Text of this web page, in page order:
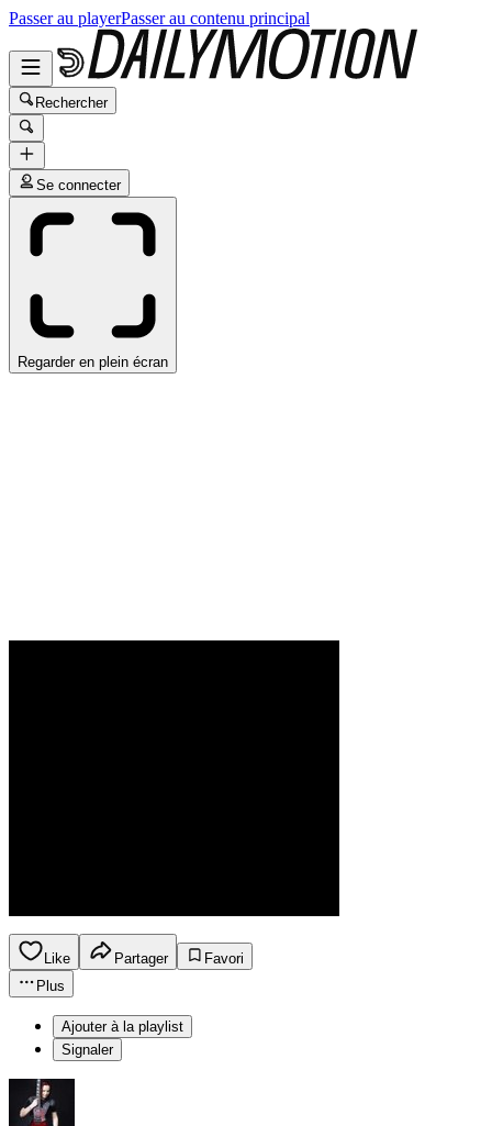
Passer au playerPasser au contenu principal
Rechercher
Se connecter
Regarder en plein écran
Like Partager
Favori
Plus
Ajouter à la playlist
Signaler